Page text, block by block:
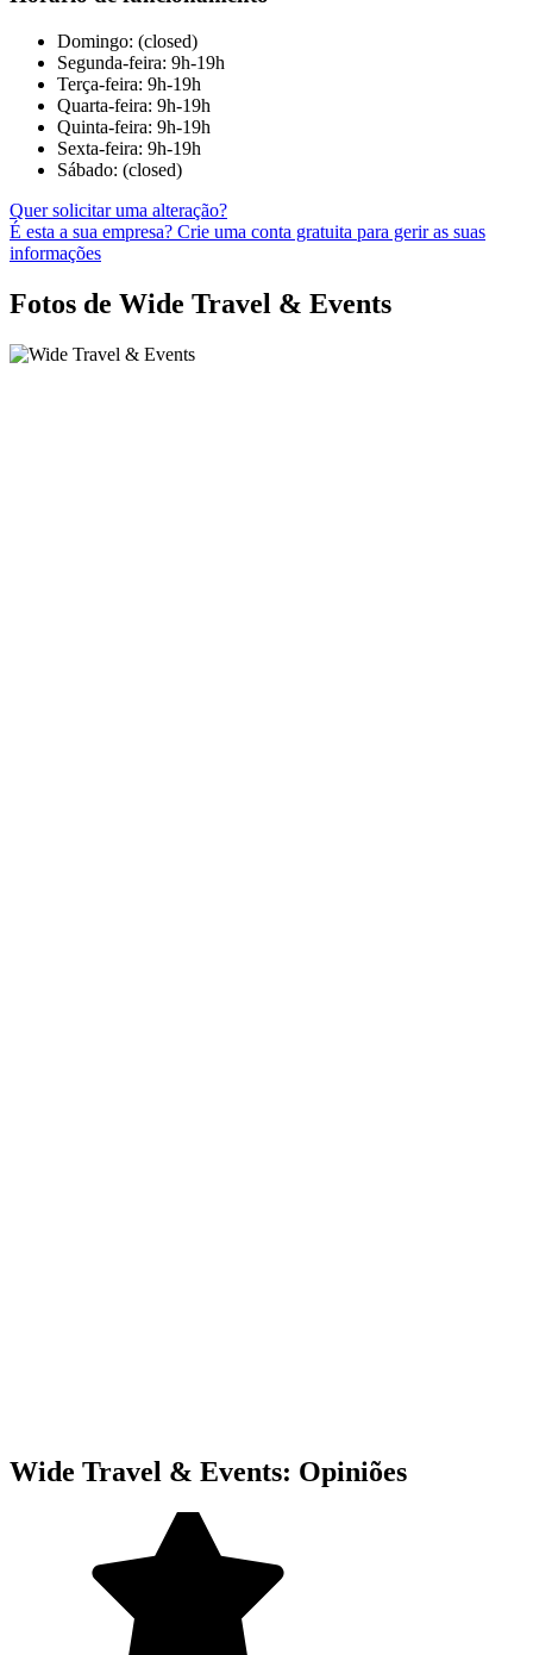
Domingo: (closed)
Segunda-feira: 9h-19h
Terça-feira: 9h-19h
Quarta-feira: 9h-19h
Quinta-feira: 9h-19h
Sexta-feira: 9h-19h
Sábado: (closed)
Quer solicitar uma alteração?
É esta a sua empresa? Crie uma conta gratuita para gerir as suas
informações
Fotos de Wide Travel & Events
Wide Travel & Events: Opiniões